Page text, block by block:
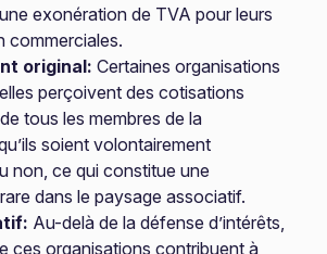
exonération de TVA pour leurs
commerciales.
original: Certaines organisations
perçoivent des cotisations
tous les membres de la
soient volontairement
non, ce qui constitue une
dans le paysage associatif.
Au-delà de la défense d’intérêts,
ces organisations contribuent à